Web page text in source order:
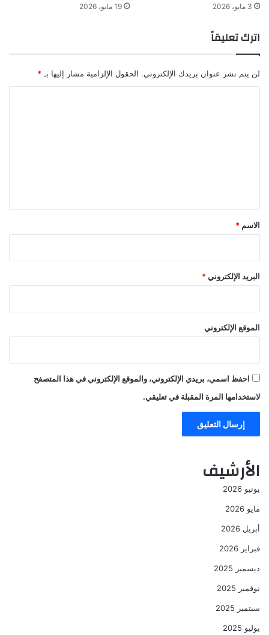
3 مايو، 2026 19 مايو، 2026
اترك تعليقاً
لن يتم نشر عنوان بريدك الإلكتروني. الحقول الإلزامية مشار إليها بـ *
*
الاسم *
البريد الإلكتروني *
الموقع الإلكتروني
احفظ اسمي، بريدي الإلكتروني، والموقع الإلكتروني في هذا المتصفح
لاستخدامها المرة المقبلة في تعليقي.
الأرشيف
يونيو 2026
مايو 2026
أبريل 2026
فبراير 2026
ديسمبر 2025
نوفمبر 2025
سبتمبر 2025
يوليو 2025